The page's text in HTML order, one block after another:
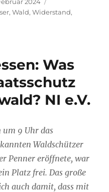
,Wald,Widerstand,
Was
NI e.V.
um 9 Uhr das
Waldschützer
Penner eröffnete, war
Platz frei. Das große
auch damit, dass mit